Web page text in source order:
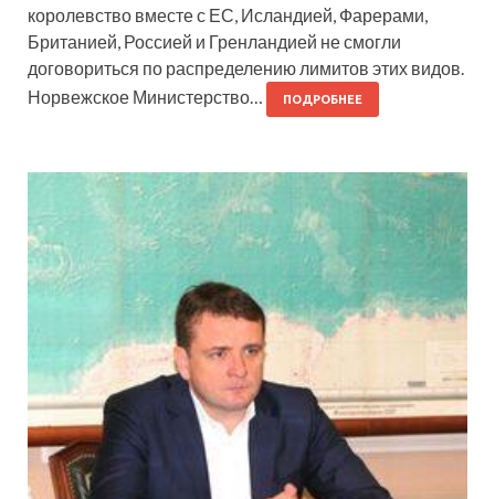
королевство вместе с ЕС, Исландией, Фарерами,
Британией, Россией и Гренландией не смогли
договориться по распределению лимитов этих видов.
Норвежское Министерство…
ПОДРОБНЕЕ